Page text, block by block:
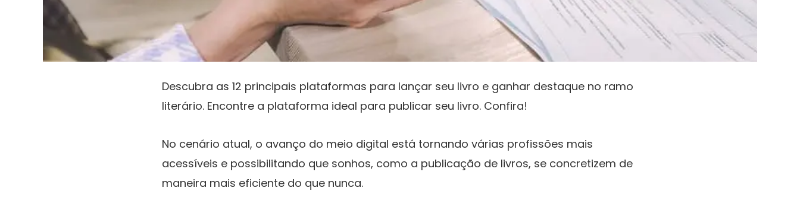
Descubra as 12 principais plataformas para lançar seu livro e ganhar destaque no ramo
literário. Encontre a plataforma ideal para publicar seu livro. Confira!
No cenário atual, o avanço do meio digital está tornando várias profissões mais
acessíveis e possibilitando que sonhos, como a publicação de livros, se concretizem de
maneira mais eficiente do que nunca.